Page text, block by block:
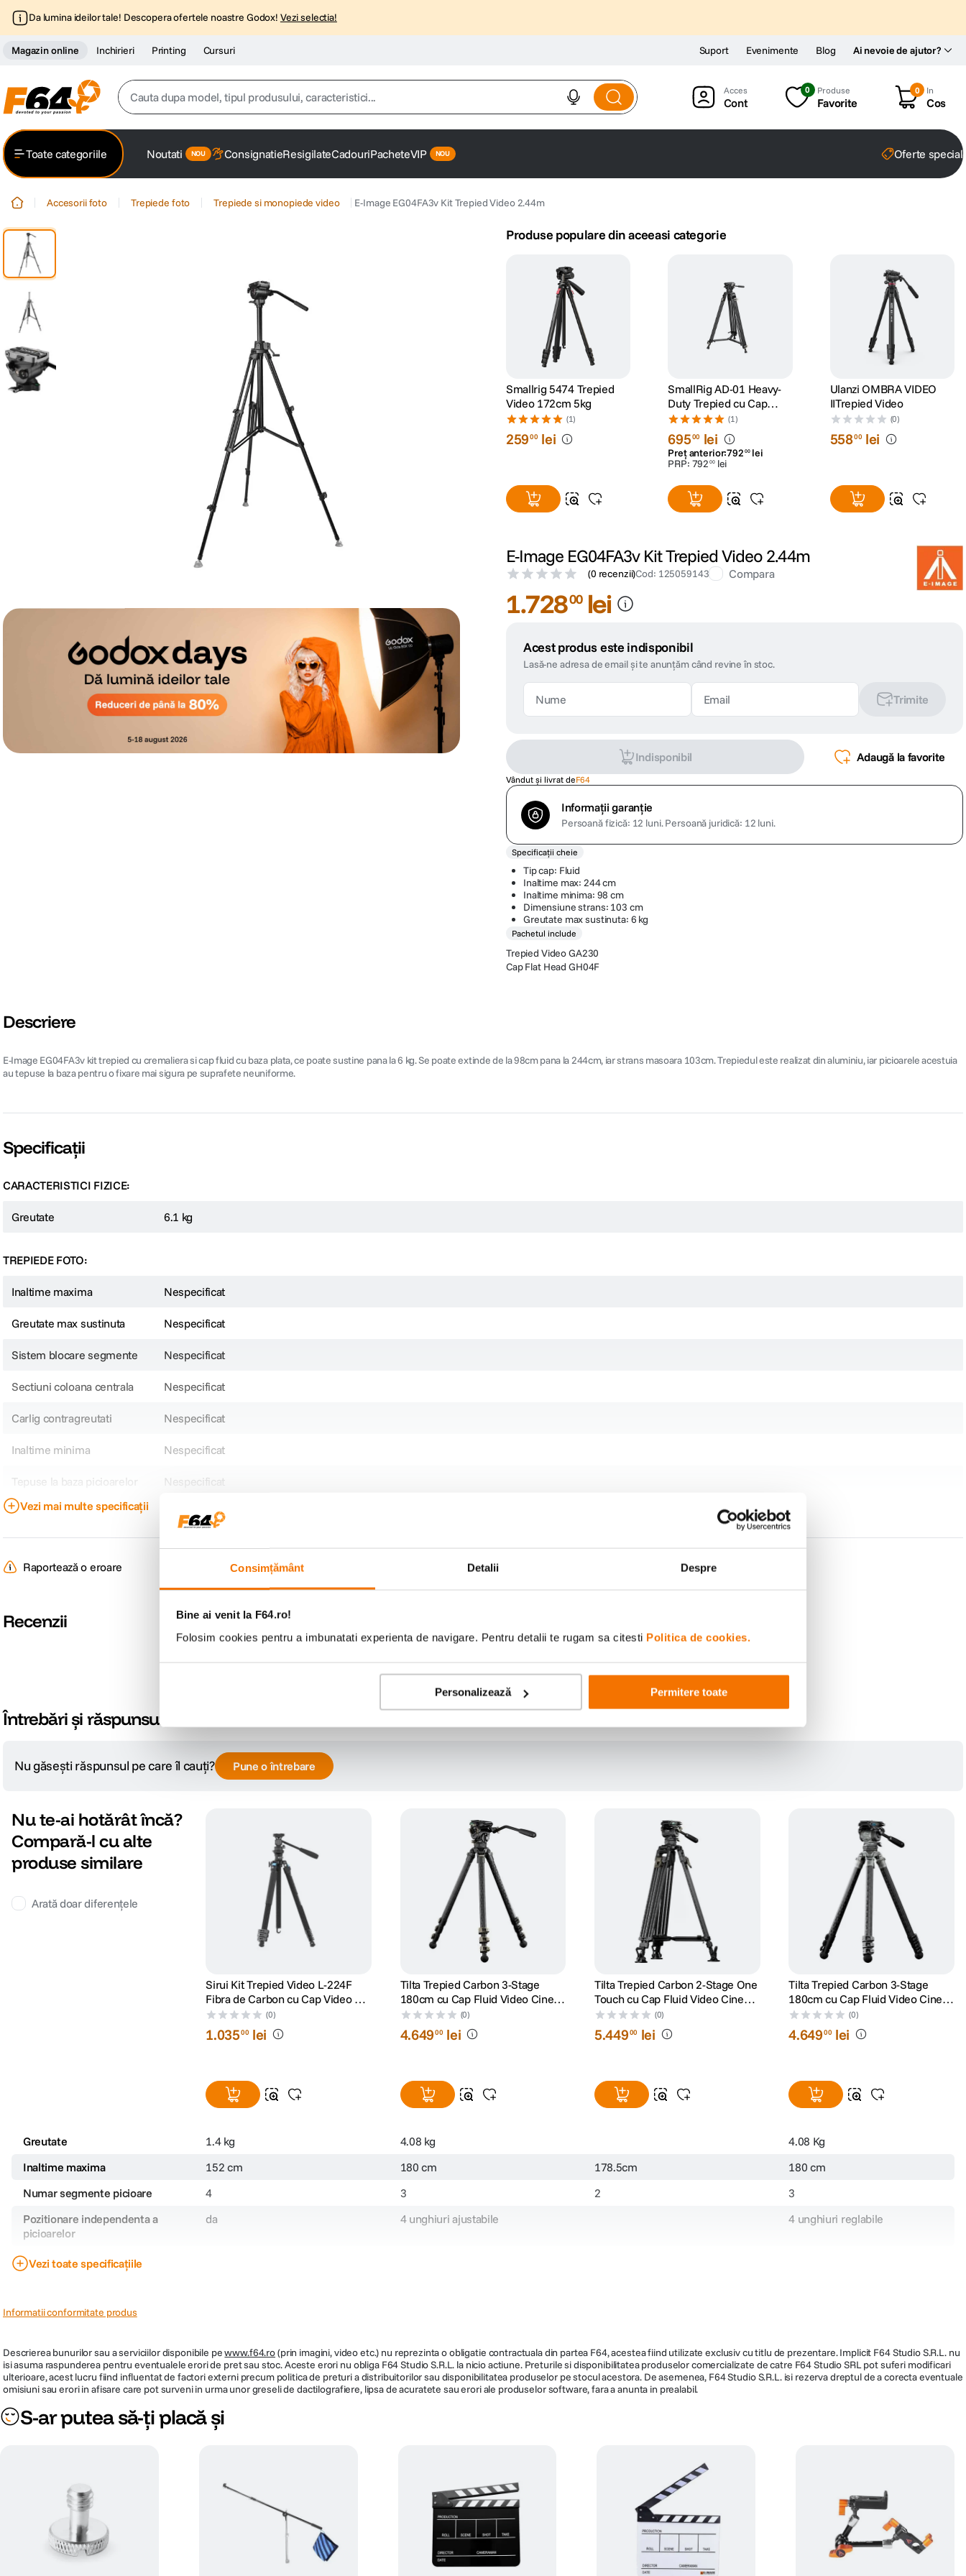
Consimțământ Detalii Despre
Bine ai venit la F64.ro!
Folosim cookies pentru a imbunatati experienta de navigare. Pentru detalii te rugam sa citesti Politica de cookies.
Personalizează Permitere toate
Da lumina ideilor tale! Descopera ofertele noastre Godox! Vezi selectia!
Magazin online Inchirieri Printing Cursuri Ai nevoie de ajutor?
Suport Evenimente Blog
Cauta dupa model, tipul produsului, caracteristici...
2. trepied
Cont
0 Produse
Favorite
0 In
Cos
Toate categoriile Noutati ConsignatieResigilateCadouriPacheteVIP Oferte
Accesorii foto Trepiede foto Trepiede si monopiede video E-Image EG04FA3v Kit Trepied Video 2.44m
Produse populare din aceeasi categorie
Smallrig 5474 Trepied
Video 172cm 5kg
(1)
25900 lei
SmallRig AD-01 Heavy-
Duty Trepied cu Cap
Fluid 186 cm(1)
69500 lei
Preț anterior:792 00 lei
PRP: 792 00 lei
Ulanzi OMBRA VIDEO
IITrepied Video
(0)
55800 lei
E-Image EG04FA3v Kit Trepied Video 2.44m
(0 recenzii)Cod: 125059143 Compara
1.72800 lei
Acest produs este indisponibil
Lasă-ne adresa de email și te anunțăm când revine în stoc.
Trimite
Indisponibil Adaugă la favorite
Vândut și livrat deF64
Informații garanție
Persoană fizică: 12 luni.Persoană juridică: 12 luni.
Specificații cheie
Tip cap: Fluid
Inaltime max: 244 cm
Inaltime minima: 98 cm
Dimensiune strans: 103 cm
Greutate max sustinuta: 6 kg
Pachetul include
Trepied Video GA230
Cap Flat Head GH04F
Descriere
E-Image EG04FA3v kit trepied cu cremaliera si cap fluid cu baza plata, ce poate sustine pana la 6 kg. Se poate extinde de la 98cm pana la 244cm, iar strans masoara 103cm. Trepiedul este realizat din aluminiu, iar picioarele acestuia
au tepuse la baza pentru o fixare mai sigura pe suprafete neuniforme.
Specificații
CARACTERISTICI FIZICE:
Greutate 6.1 kg
TREPIEDE FOTO:
Inaltime maxima Nespecificat
Greutate max sustinuta Nespecificat
Sistem blocare segmente Nespecificat
Sectiuni coloana centrala Nespecificat
Carlig contragreutati Nespecificat
Inaltime minima Nespecificat
Tepuse la baza picioarelor Nespecificat
Dimensiune strans Nespecificat
Fluid
Tip produs
DETALII PRODUCATOR
Vezi mai multe specificații
Raportează o eroare
Recenzii
Scrie prima recenzie
Întrebări și răspunsuri
Nu găsești răspunsul pe care îl cauți? Pune o întrebare
Nu te-ai hotărât încă?
Compară-l cu alte
produse similare
Arată doar diferențele
Sirui Kit Trepied Video L-224F
Fibra de Carbon cu Cap Video KV-
5
(0)
1.03500 lei
Tilta Trepied Carbon 3-Stage
180cm cu Cap Fluid Video Cine
75mm 8kg Gri
(0)
4.64900 lei
Tilta Trepied Carbon 2-Stage One
Touch cu Cap Fluid Video Cine
75mm 178.5cm 8kg Gri
(0)
5.44900 lei
Tilta Trepied Carbon 3-Stage
180cm cu Cap Fluid Video Cine
75mm 8kg Camuflaj Alb
(0)
4.64900 lei
Greutate 1.4 kg 4.08 kg
4.08 Kg
Inaltime maxima
152 cm 180 cm 178.5cm
180 cm
Numar segmente picioare
4 3 2
3
Pozitionare independenta a
picioarelor
da 4 unghiuri ajustabile 4 unghiuri reglabile
Greutate max sustinuta
Sectiuni coloana centrala
Inaltime minima
22 cm 13 cm
13 cm
Dimensiune strans
25.4 cm
Tip cap trepied
Fluid
Tepuse la baza picioarelor
Arca-Type
Cod producator
TT-CT08-75-SG TT-CT08A-75-SG TT-CT08-75-SC
Vezi toate specificațiile
Informatii conformitate produs
Descrierea bunurilor sau a serviciilor disponibile pewww.f64.ro(prin imagini, video etc.) nu reprezinta o obligatie contractuala din partea F64, acestea fiind utilizate exclusiv cu titlu de prezentare. Implicit F64 Studio S.R.L. nu
isi asuma raspunderea pentru eventualele erori de pret sau stoc. Aceste erori nu obliga F64 Studio S.R.L. la nicio actiune. Preturile si disponibilitatea produselor comercializate de catre F64 Studio SRL pot suferi modificari
ulterioare, acest lucru fiind influentat de factori externi precum politica de preturi a distribuitorilor sau disponibilitatea produselor pe stocul acestora. De asemenea, F64 Studio S.R.L. isi rezerva dreptul de a corecta eventuale
omisiuni sau erori in afisare care pot surveni in urma unor greseli de dactilografiere, lipsa de acuratete sau erori ale produselor software, fara a anunta in prealabil.
S-ar putea să-ți placă și